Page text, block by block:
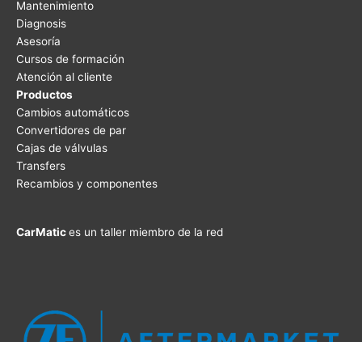
Mantenimiento
Diagnosis
Asesoría
Cursos de formación
Atención al cliente
Productos
Cambios automáticos
Convertidores de par
Cajas de válvulas
Transfers
Recambios y componentes
CarMatices un taller miembro de la red